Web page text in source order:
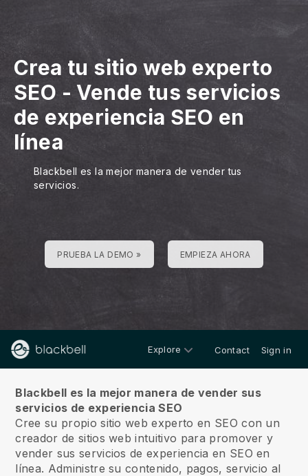
Crea tu sitio web experto
SEO-Vende tus servicios
de experiencia SEO en
línea
Blackbell es la mejor manera de vender tus
servicios.
PRUEBA LA DEMO » EMPIEZA AHORA
Explore Contact Sign in
Blackbell es la mejor manera de vender sus
servicios de experiencia SEO
Cree su propio sitio web experto en SEO con un
creador de sitios web intuitivo para promover y
vender sus servicios de experiencia en SEO en
línea. Administre su contenido, pagos, servicio al